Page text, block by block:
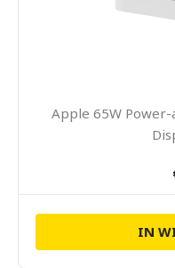
Apple 65W
IN